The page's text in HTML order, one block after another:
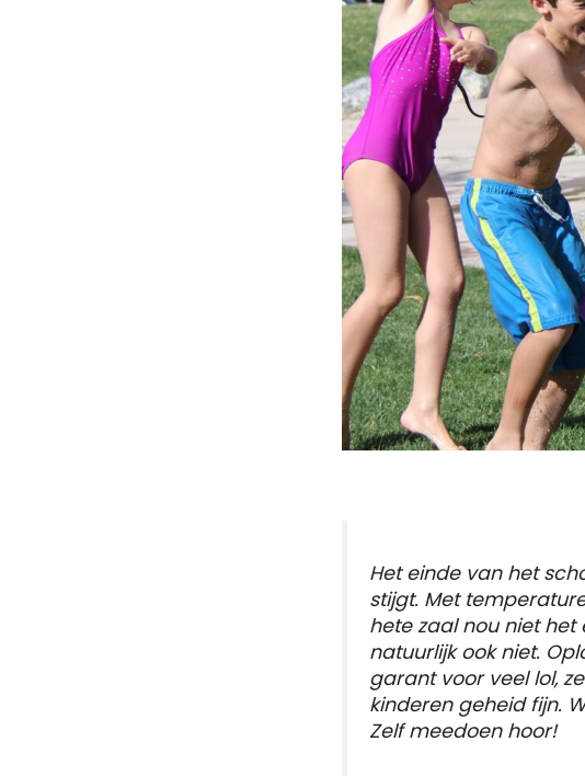
Het einde van het
stijgt. Met
hete zaal nou niet
natuurlijk ook niet.
garant voor veel lol,
kinderen geheid fijn.
Zelf meedoen hoor!